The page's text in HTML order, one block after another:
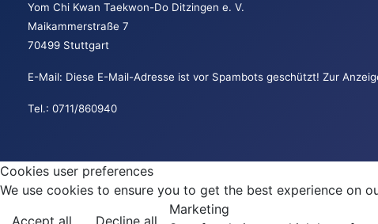
Yom Chi Kwan Taekwon-Do Ditzingen e. V.
Maikammerstraße 7
70499 Stuttgart
E-Mail: Diese E-Mail-Adresse ist vor Spambots geschützt! Zur
Tel.: 0711/860940
Cookies user preferences
We use cookies to ensure you to get the best experience on
Marketing